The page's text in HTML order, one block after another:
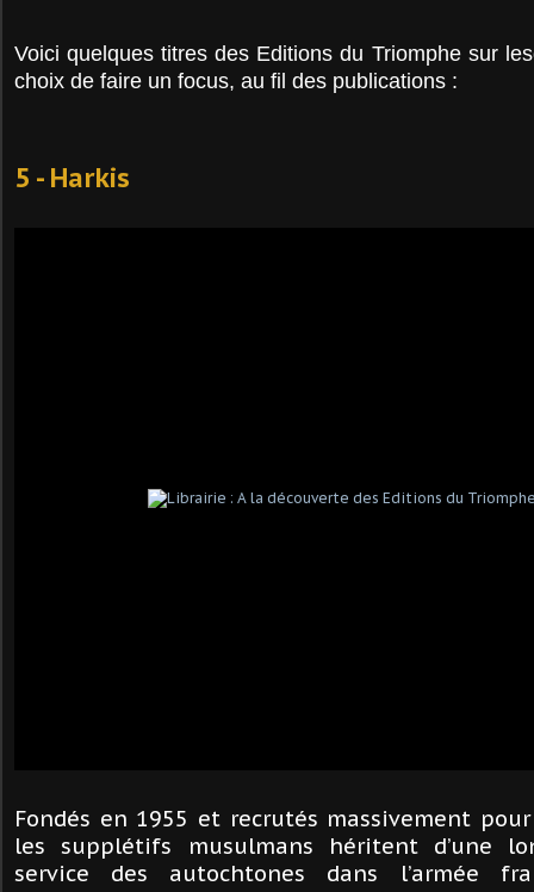
Voici quelques titres des Editions du Triomphe sur
choix de faire un focus, au fil des publications :
5 - Harkis
Fondés en 1955 et recrutés massivement
les supplétifs musulmans héritent d’une
service des autochtones dans l’armée